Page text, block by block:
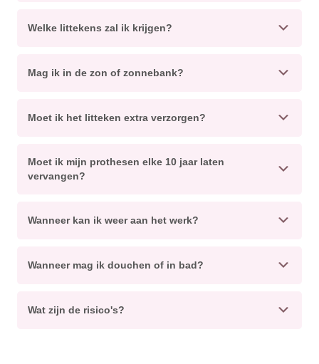
Welke littekens zal ik krijgen?
Mag ik in de zon of zonnebank?
Moet ik het litteken extra verzorgen?
Moet ik mijn prothesen elke 10 jaar laten
vervangen?
Wanneer kan ik weer aan het werk?
Wanneer mag ik douchen of in bad?
Wat zijn de risico's?